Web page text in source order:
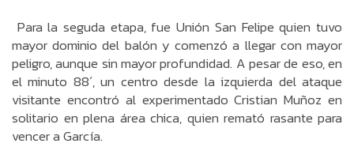
Para la seguda etapa, fue Unión San Felipe quien tuvo
mayor dominio del balón y comenzó a llegar con mayor
peligro, aunque sin mayor profundidad. A pesar de eso, en
el minuto 88´, un centro desde la izquierda del ataque
visitante encontró al experimentado Cristian Muñoz en
solitario en plena área chica, quien remató rasante para
vencer a García.